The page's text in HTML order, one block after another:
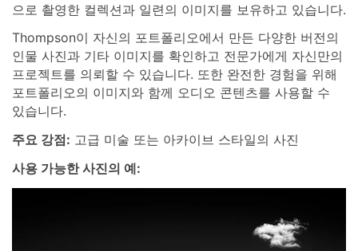
으로 촬영한 컬렉션과 일련의 이미지를 보유하고 있습니다.
Thompson이 자신의 포트폴리오에서 만든 다양한 버전의
인물 사진과 기타 이미지를 확인하고 전문가에게 자신만의
프로젝트를 의뢰할 수 있습니다. 또한 완전한 경험을 위해
포트폴리오의 이미지와 함께 오디오 콘텐츠를 사용할 수
있습니다.
주요 강점: 고급 미술 또는 아카이브 스타일의 사진
사용 가능한 사진의 예: